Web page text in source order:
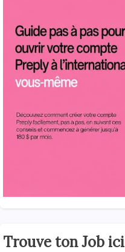
Trouve ton Job ici